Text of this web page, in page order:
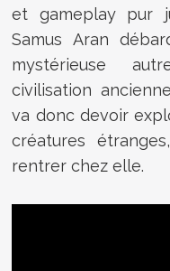
et gameplay pur
Samus Aran
mystérieuse
civilisation
va donc devoir
créatures
rentrer chez elle.